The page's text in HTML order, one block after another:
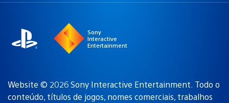
Sony
Interactive
Entertainment
Website © 2026 Sony Interactive Entertainment. Todo o
conteúdo, títulos de jogos, nomes comerciais, trabalhos